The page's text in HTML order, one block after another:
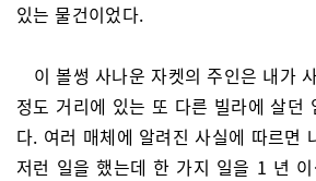
있는 물건이었다.
이 볼썽 사나운 자켓의 주인은 내가
정도 거리에 있는 또 다른 빌라에 살던
다. 여러 매체에 알려진 사실에 따르면
저런 일을 했는데 한 가지 일을 1 년